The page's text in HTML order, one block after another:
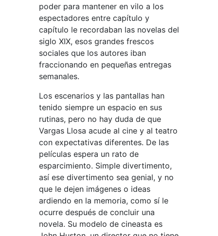
poder para mantener en vilo a los
espectadores entre capítulo y
capítulo le recordaban las novelas del
siglo XIX, esos grandes frescos
sociales que los autores iban
fraccionando en pequeñas entregas
semanales.
Los escenarios y las pantallas han
tenido siempre un espacio en sus
rutinas, pero no hay duda de que
Vargas Llosa acude al cine y al teatro
con expectativas diferentes. De las
películas espera un rato de
esparcimiento. Simple divertimento,
así ese divertimento sea genial, y no
que le dejen imágenes o ideas
ardiendo en la memoria, como sí le
ocurre después de concluir una
novela. Su modelo de cineasta es